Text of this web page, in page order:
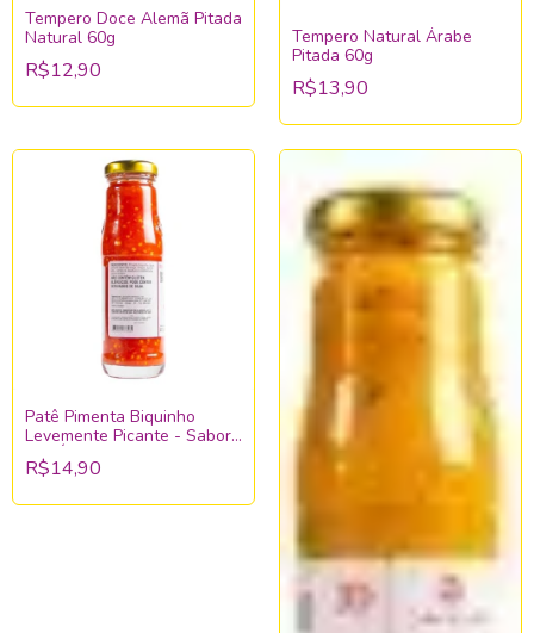
Tempero Doce Alemã Pitada
Natural 60g
R$12,90
Tempero Natural Árabe
Pitada 60g
R$13,90
Patê Pimenta Biquinho
Levemente Picante - Sabor
Das Índias
R$14,90